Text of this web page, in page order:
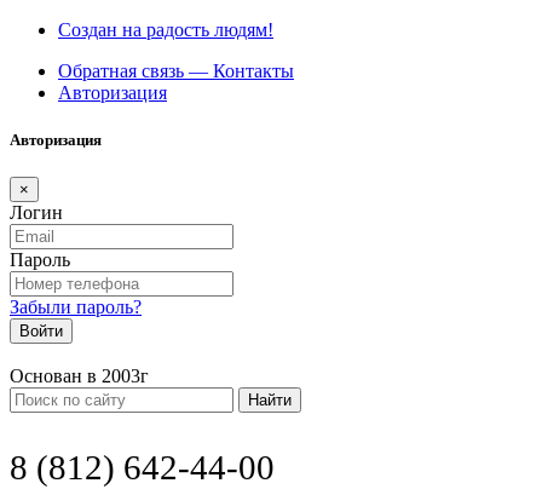
Создан на радость людям!
Обратная связь — Контакты
Авторизация
Авторизация
×
Логин
Пароль
Забыли пароль?
Войти
Основан в 2003г
Найти
8 (812) 642-44-00